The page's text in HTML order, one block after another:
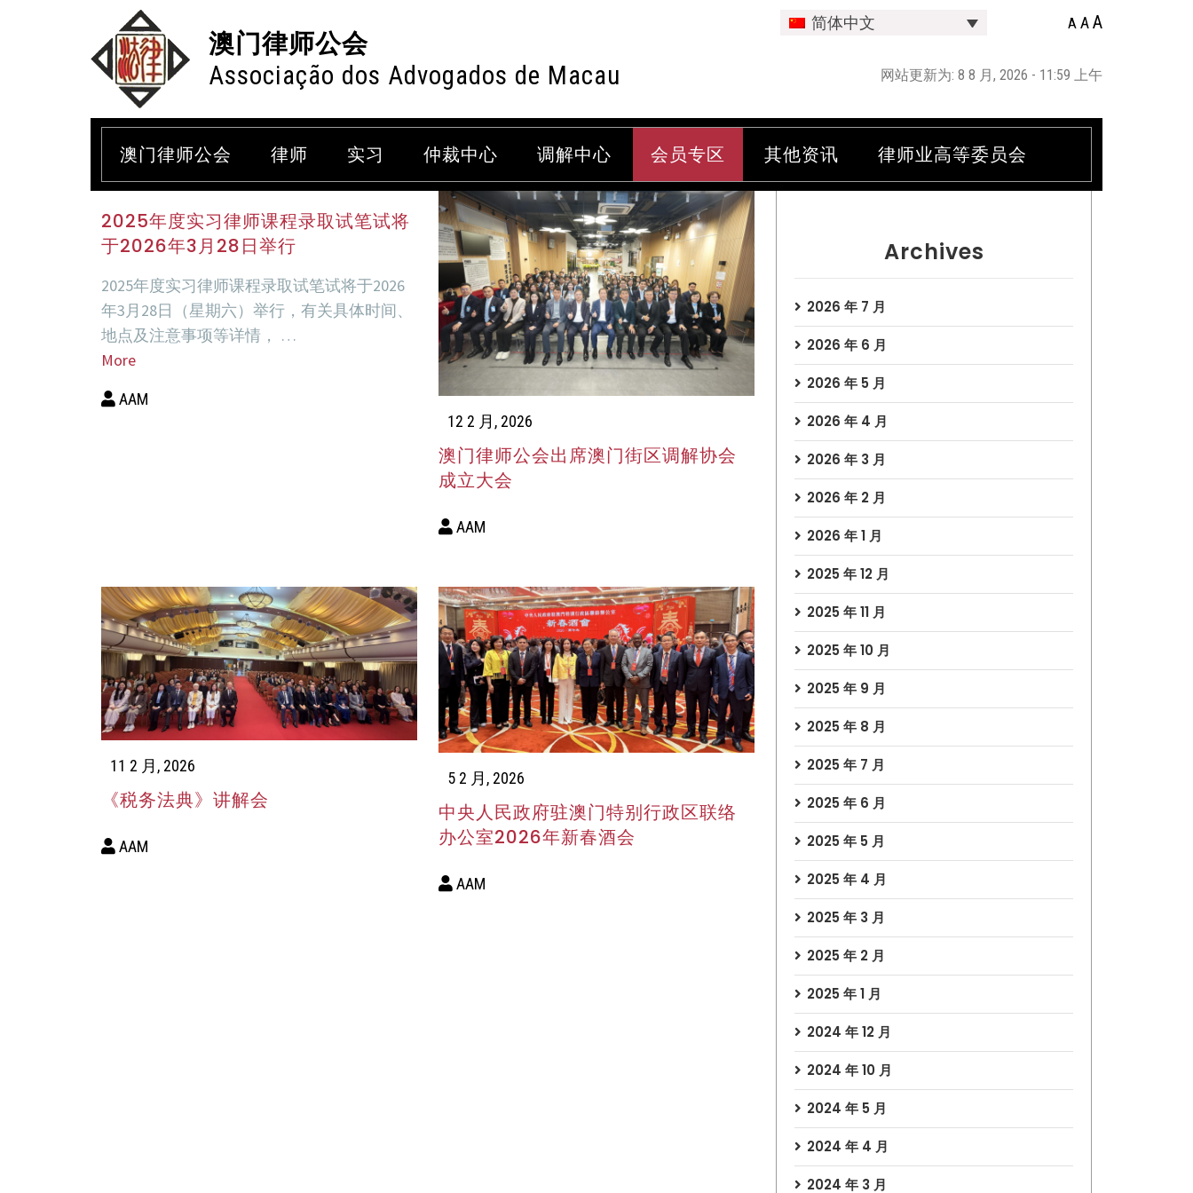
澳门律师公会
Associação dos Advogados de Macau
简体中文 A AA
网站更新为: 8 8 月, 2026 - 11:59 上午
澳门律师公会 律师 实习 仲裁中心 调解中心 会员专区 其他资讯 律师业高等委员会
月度归档：2026 年 2 月
2025年度实习律师课程录取试笔试将
于2026年3月28日举行
2025年度实习律师课程录取试笔试将于2026
年3月28日（星期六）举行，有关具体时间、
地点及注意事项等详情， …
More
AAM
12 2 月, 2026
澳门律师公会出席澳门街区调解协会
成立大会
AAM
11 2 月, 2026
《税务法典》讲解会
AAM
5 2 月, 2026
中央人民政府驻澳门特别行政区联络
办公室2026年新春酒会
AAM
Archives
2026 年 7 月
2026 年 6 月
2026 年 5 月
2026 年 4 月
2026 年 3 月
2026 年 2 月
2026 年 1 月
2025 年 12 月
2025 年 11 月
2025 年 10 月
2025 年 9 月
2025 年 8 月
2025 年 7 月
2025 年 6 月
2025 年 5 月
2025 年 4 月
2025 年 3 月
2025 年 2 月
2025 年 1 月
2024 年 12 月
2024 年 10 月
2024 年 5 月
2024 年 4 月
2024 年 3 月